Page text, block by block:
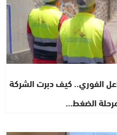
الفوري.. كيف دبرت الشركة
الضغط…